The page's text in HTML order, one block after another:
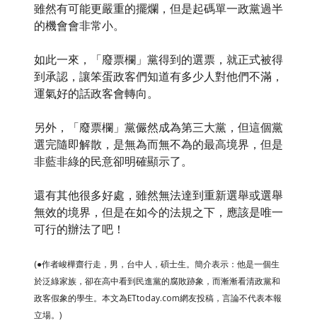
雖然有可能更嚴重的擺爛，但是起碼單一政黨過半
的機會會非常小。
如此一來，「廢票欄」黨得到的選票，就正式被得
到承認，讓笨蛋政客們知道有多少人對他們不滿，
運氣好的話政客會轉向。
另外，「廢票欄」黨儼然成為第三大黨，但這個黨
選完隨即解散，是無為而無不為的最高境界，但是
非藍非綠的民意卻明確顯示了。
還有其他很多好處，雖然無法達到重新選舉或選舉
無效的境界，但是在如今的法規之下，應該是唯一
可行的辦法了吧！
(●作者峻樺齋行走，男，台中人，碩士生。簡介表示：他是一個生
於泛綠家族，卻在高中看到民進黨的腐敗跡象，而漸漸看清政黨和
政客假象的學生。本文為ETtoday.com網友投稿，言論不代表本報
立場。)